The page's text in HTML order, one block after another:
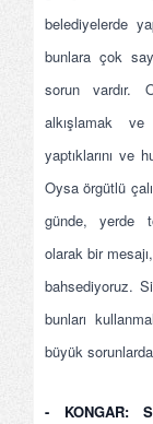
belediyelerde
bunlara çok
sorun vardır.
alkışlamak
yaptıklarını ve
Oysa örgütlü
günde, yerde
olarak bir
bahsediyoruz.
bunları
büyük
- KONGAR: